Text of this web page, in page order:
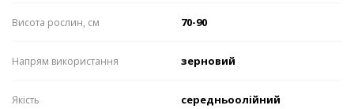
Висота рослин, см 70-90
Напрям використання зерновий
Якість середньоолійний